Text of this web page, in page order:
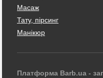
Масаж
Тату, пірсинг
Манікюр
Платформа Barb.ua -